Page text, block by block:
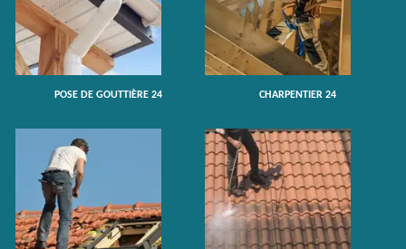
POSE DE GOUTTIÈRE 24 CHARPENTIER 24